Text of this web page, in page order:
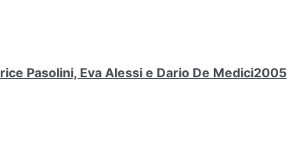
Pasolini, Eva Alessi e Dario De Medici2005